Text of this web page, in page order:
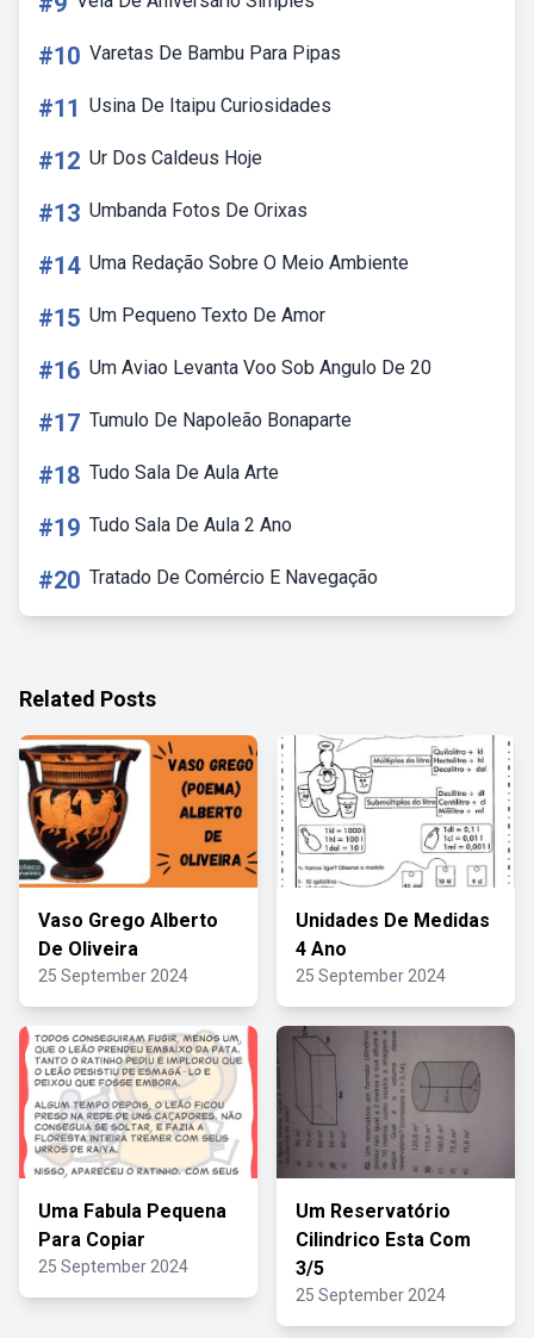
#10 Varetas De Bambu Para Pipas
#11 Usina De Itaipu Curiosidades
#12 Ur Dos Caldeus Hoje
#13 Umbanda Fotos De Orixas
#14 Uma Redação Sobre O Meio Ambiente
#15 Um Pequeno Texto De Amor
#16 Um Aviao Levanta Voo Sob Angulo De 20
#17 Tumulo De Napoleão Bonaparte
#18 Tudo Sala De Aula Arte
#19 Tudo Sala De Aula 2 Ano
#20 Tratado De Comércio E Navegação
Related Posts
Vaso Grego Alberto
De Oliveira
25 September 2024
Unidades De Medidas
4 Ano
25 September 2024
Uma Fabula Pequena
Para Copiar
25 September 2024
Um Reservatório
Cilindrico Esta Com
3/5
25 September 2024